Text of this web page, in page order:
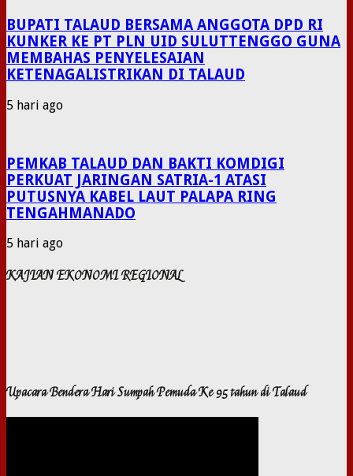
BUPATI TALAUD BERSAMA ANGGOTA DPD RI
KUNKER KE PT PLN UID SULUTTENGGO GUNA
MEMBAHAS PENYELESAIAN
KETENAGALISTRIKAN DI TALAUD
5 hari ago
PEMKAB TALAUD DAN BAKTI KOMDIGI
PERKUAT JARINGAN SATRIA-1 ATASI
PUTUSNYA KABEL LAUT PALAPA RING
TENGAHMANADO
5 hari ago
KAJIAN EKONOMI REGIONAL
Upacara Bendera Hari Sumpah Pemuda Ke 95 tahun di Talaud